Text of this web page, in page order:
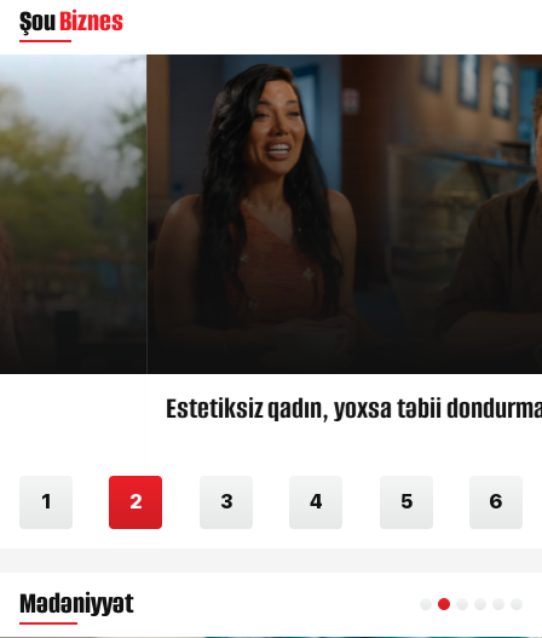
ŞouBiznes
Estetiksiz qadın, yoxsa təbii dondurma?
1 2 3 4 5 6
Mədəniyyət